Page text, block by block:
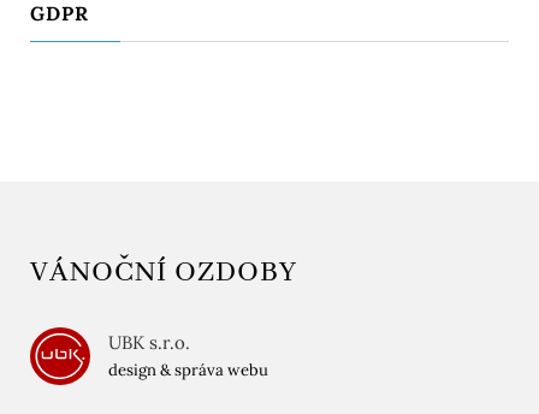
GDPR
VÁNOČNÍ OZDOBY
UBK s.r.o.
design & správa webu